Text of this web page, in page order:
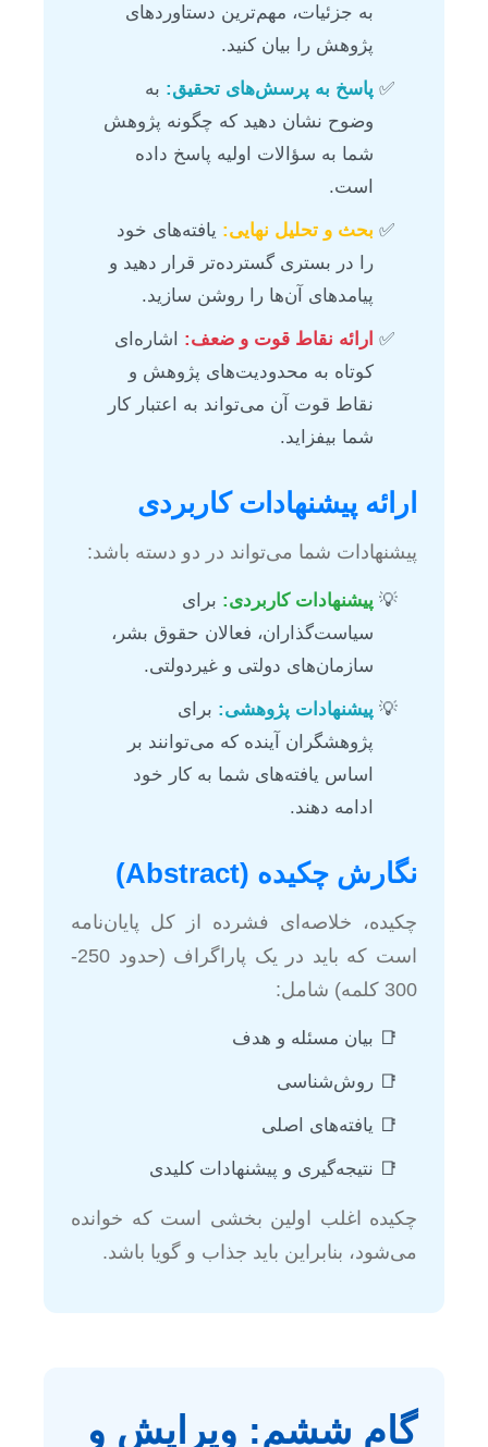
به جزئیات، مهم‌ترین دستاوردهای
پژوهش را بیان کنید.
پاسخ به پرسش‌های تحقیق: به
وضوح نشان دهید که چگونه پژوهش
شما به سؤالات اولیه پاسخ داده
است.
بحث و تحلیل نهایی: یافته‌های خود
را در بستری گسترده‌تر قرار دهید و
پیامدهای آن‌ها را روشن سازید.
ارائه نقاط قوت و ضعف: اشاره‌ای
کوتاه به محدودیت‌های پژوهش و
نقاط قوت آن می‌تواند به اعتبار کار
شما بیفزاید.
ارائه پیشنهادات کاربردی
پیشنهادات شما می‌تواند در دو دسته باشد:
پیشنهادات کاربردی: برای
سیاست‌گذاران، فعالان حقوق بشر،
سازمان‌های دولتی و غیردولتی.
پیشنهادات پژوهشی: برای
پژوهشگران آینده که می‌توانند بر
اساس یافته‌های شما به کار خود
ادامه دهند.
نگارش چکیده (Abstract)
چکیده، خلاصه‌ای فشرده از کل پایان‌نامه
است که باید در یک پاراگراف (حدود 250-
300 کلمه) شامل:
بیان مسئله و هدف
روش‌شناسی
یافته‌های اصلی
نتیجه‌گیری و پیشنهادات کلیدی
چکیده اغلب اولین بخشی است که خوانده
می‌شود، بنابراین باید جذاب و گویا باشد.
گام ششم: ویرایش و